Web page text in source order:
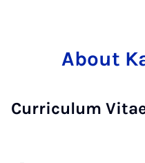
About
Curriculum